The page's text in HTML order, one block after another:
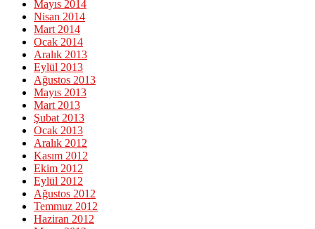
Mayıs 2014
Nisan 2014
Mart 2014
Ocak 2014
Aralık 2013
Eylül 2013
Ağustos 2013
Mayıs 2013
Mart 2013
Şubat 2013
Ocak 2013
Aralık 2012
Kasım 2012
Ekim 2012
Eylül 2012
Ağustos 2012
Temmuz 2012
Haziran 2012